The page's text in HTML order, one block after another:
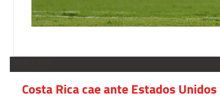
Costa Rica cae ante Estados